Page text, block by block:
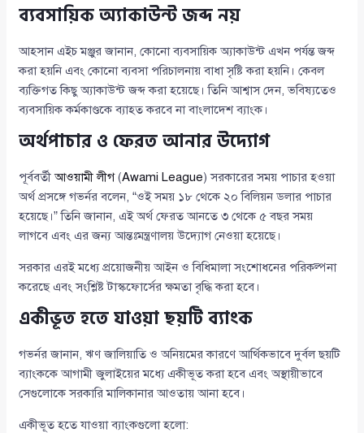
ব্যবসায়িক অ্যাকাউন্ট জব্দ নয়
আহসান এইচ মঞ্জুর জানান, কোনো ব্যবসায়িক অ্যাকাউন্ট এখন পর্যন্ত জব্দ
করা হয়নি এবং কোনো ব্যবসা পরিচালনায় বাধা সৃষ্টি করা হয়নি। কেবল
ব্যক্তিগত কিছু অ্যাকাউন্ট জব্দ করা হয়েছে। তিনি আশ্বাস দেন, ভবিষ্যতেও
ব্যবসায়িক কর্মকাণ্ডকে ব্যাহত করবে না বাংলাদেশ ব্যাংক।
অর্থপাচার ও ফেরত আনার উদ্যোগ
পূর্ববর্তীআওয়ামী লীগ(Awami League) সরকারের সময় পাচার হওয়া
অর্থ প্রসঙ্গে গভর্নর বলেন, “ওই সময় ১৮ থেকে ২০ বিলিয়ন ডলার পাচার
হয়েছে।” তিনি জানান, এই অর্থ ফেরত আনতে ৩ থেকে ৫ বছর সময়
লাগবে এবং এর জন্য আন্তঃমন্ত্রণালয় উদ্যোগ নেওয়া হয়েছে।
সরকার এরই মধ্যে প্রয়োজনীয় আইন ও বিধিমালা সংশোধনের পরিকল্পনা
করেছে এবং সংশ্লিষ্ট টাস্কফোর্সের ক্ষমতা বৃদ্ধি করা হবে।
একীভূত হতে যাওয়া ছয়টি ব্যাংক
গভর্নর জানান, ঋণ জালিয়াতি ও অনিয়মের কারণে আর্থিকভাবে দুর্বল ছয়টি
ব্যাংককে আগামী জুলাইয়ের মধ্যে একীভূত করা হবে এবং অস্থায়ীভাবে
সেগুলোকে সরকারি মালিকানার আওতায় আনা হবে।
একীভূত হতে যাওয়া ব্যাংকগুলো হলো: